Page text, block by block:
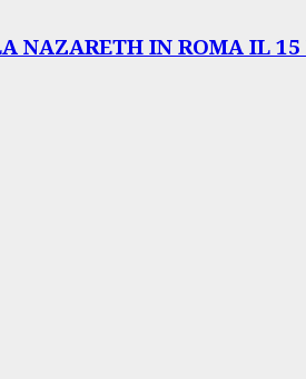
NAZARETH IN ROMA IL 15